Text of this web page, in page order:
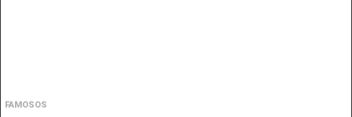
FAMOSOS